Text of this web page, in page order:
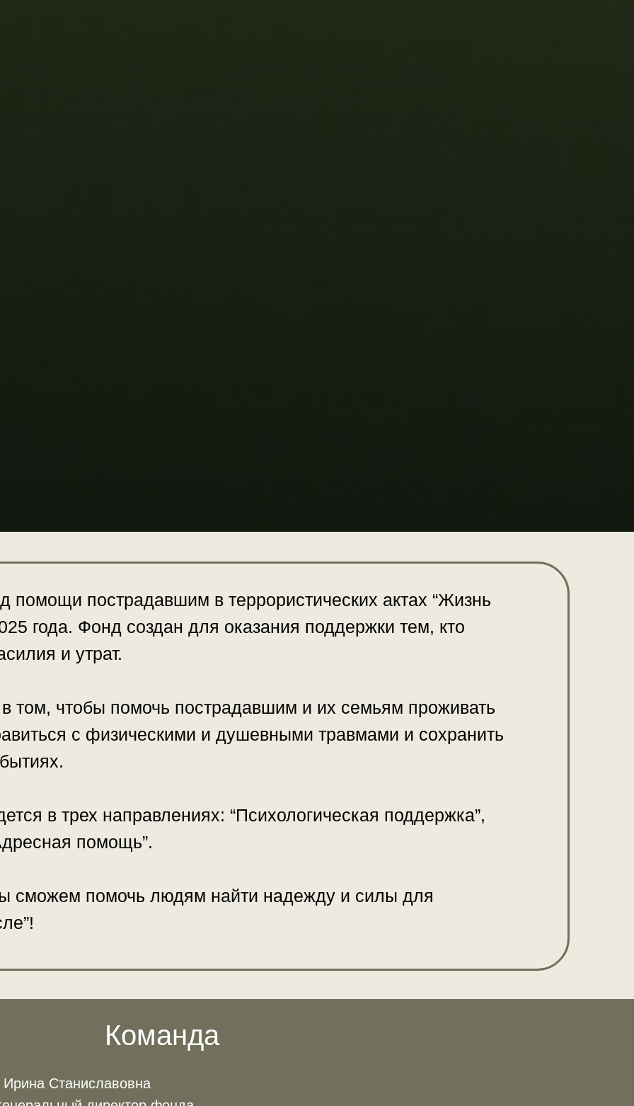
помощи пострадавшим в террористических актах “Жизнь
года. Фонд создан для оказания поддержки тем, кто
и утрат.
том, чтобы помочь пострадавшим и их семьям проживать
с физическими и душевными травмами и сохранить
в трех направлениях: “Психологическая поддержка”,
помощь”.
сможем помочь людям найти надежду и силы для
Команда
Ирина Станиславовна